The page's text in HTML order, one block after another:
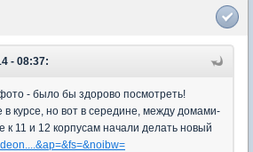
- 08:37:
- было бы здорово посмотреть!
в курсе, но вот в середине, между домами-
к 11 и 12 корпусам начали делать новый